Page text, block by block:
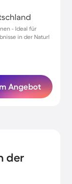
- Ideal für
in der Natur!
Angebot
der